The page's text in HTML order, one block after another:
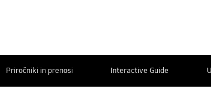
Priročniki in prenosi Interactive Guide